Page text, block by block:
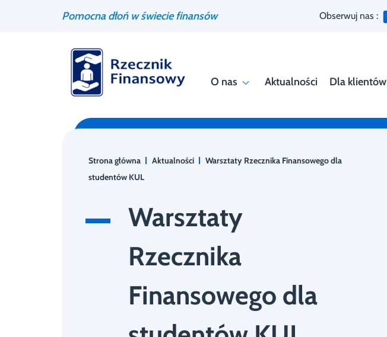
Pomocna dłoń w świecie finansów Obserwuj nas :
O nas Aktualności Dla klientów
Strona główna Aktualności
Warsztaty Rzecznika Finansowego dla
studentów KUL
Warsztaty
Rzecznika
Finansowego dla